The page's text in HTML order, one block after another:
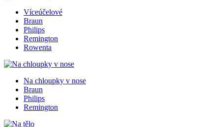
Víceúčelové
Braun
Philips
Remington
Rowenta
Na chloupky v nose
Braun
Philips
Remington